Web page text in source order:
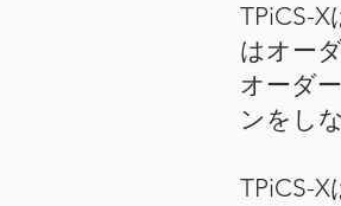
TPiCS-
はオー
オーダ
ンをし
TPiCS-